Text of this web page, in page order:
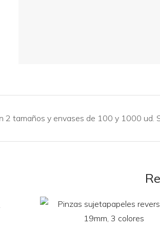
2 tamaños y envases de 100 y 1000 ud.